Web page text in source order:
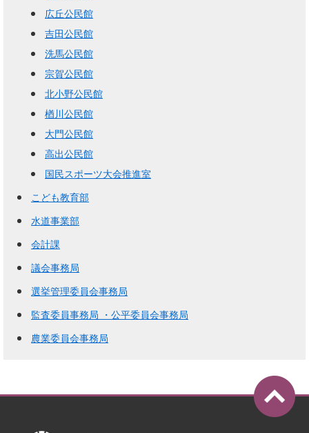
広丘公民館
吉田公民館
洗馬公民館
宗賀公民館
北小野公民館
楢川公民館
大門公民館
高出公民館
国民スポーツ大会推進室
こども教育部
水道事業部
会計課
議会事務局
選挙管理委員会事務局
監査委員事務局 ・公平委員会事務局
農業委員会事務局